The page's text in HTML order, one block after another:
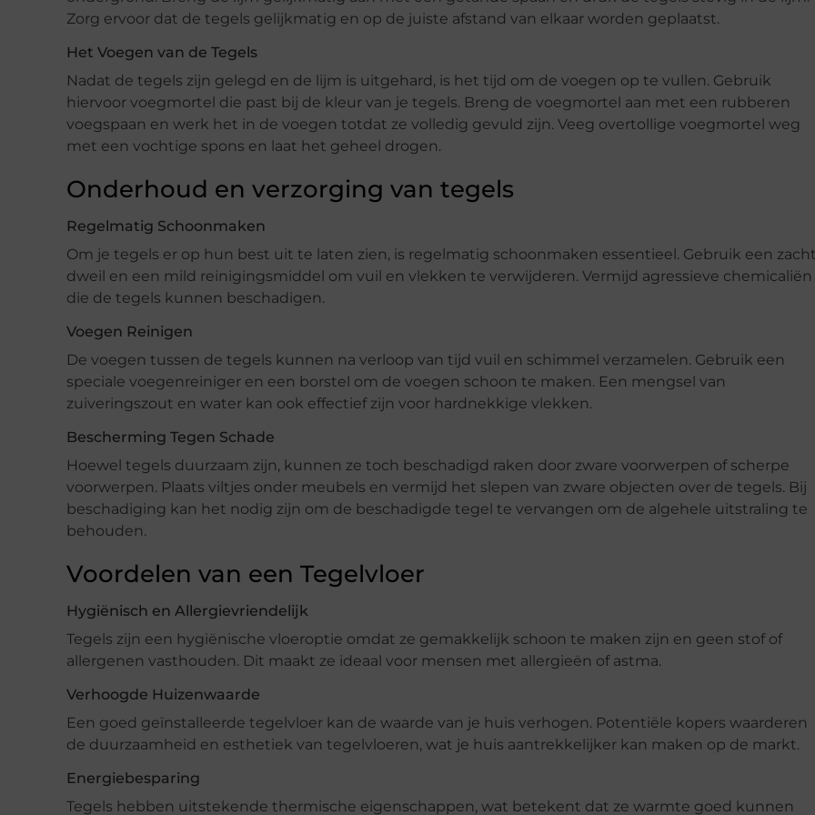
Zorg ervoor dat de tegels gelijkmatig en op de juiste afstand van elkaar worden geplaatst.
Het Voegen van de Tegels
Nadat de tegels zijn gelegd en de lijm is uitgehard, is het tijd om de voegen op te vullen. Gebruik
hiervoor voegmortel die past bij de kleur van je tegels. Breng de voegmortel aan met een rubberen
voegspaan en werk het in de voegen totdat ze volledig gevuld zijn. Veeg overtollige voegmortel weg
met een vochtige spons en laat het geheel drogen.
Onderhoud en verzorging van tegels
Regelmatig Schoonmaken
Om je tegels er op hun best uit te laten zien, is regelmatig schoonmaken essentieel. Gebruik een
dweil en een mild reinigingsmiddel om vuil en vlekken te verwijderen. Vermijd agressieve chemicaliën
die de tegels kunnen beschadigen.
Voegen Reinigen
De voegen tussen de tegels kunnen na verloop van tijd vuil en schimmel verzamelen. Gebruik een
speciale voegenreiniger en een borstel om de voegen schoon te maken. Een mengsel van
zuiveringszout en water kan ook effectief zijn voor hardnekkige vlekken.
Bescherming Tegen Schade
Hoewel tegels duurzaam zijn, kunnen ze toch beschadigd raken door zware voorwerpen of scherpe
voorwerpen. Plaats viltjes onder meubels en vermijd het slepen van zware objecten over de tegels. Bij
beschadiging kan het nodig zijn om de beschadigde tegel te vervangen om de algehele uitstraling te
behouden.
Voordelen van een Tegelvloer
Hygiënisch en Allergievriendelijk
Tegels zijn een hygiënische vloeroptie omdat ze gemakkelijk schoon te maken zijn en geen stof of
allergenen vasthouden. Dit maakt ze ideaal voor mensen met allergieën of astma.
Verhoogde Huizenwaarde
Een goed geïnstalleerde tegelvloer kan de waarde van je huis verhogen. Potentiële kopers waarderen
de duurzaamheid en esthetiek van tegelvloeren, wat je huis aantrekkelijker kan maken op de markt.
Energiebesparing
Tegels hebben uitstekende thermische eigenschappen, wat betekent dat ze warmte goed kunnen